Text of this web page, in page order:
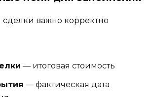
важно корректно
— итоговая стоимость
— фактическая дата